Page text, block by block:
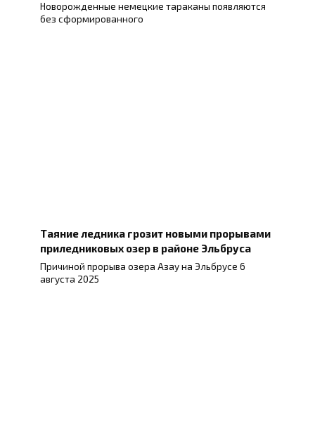
Новорожденные немецкие тараканы появляются
без сформированного
Таяние ледника грозит новыми прорывами
приледниковых озер в районе Эльбруса
Причиной прорыва озера Азау на Эльбрусе 6
августа 2025